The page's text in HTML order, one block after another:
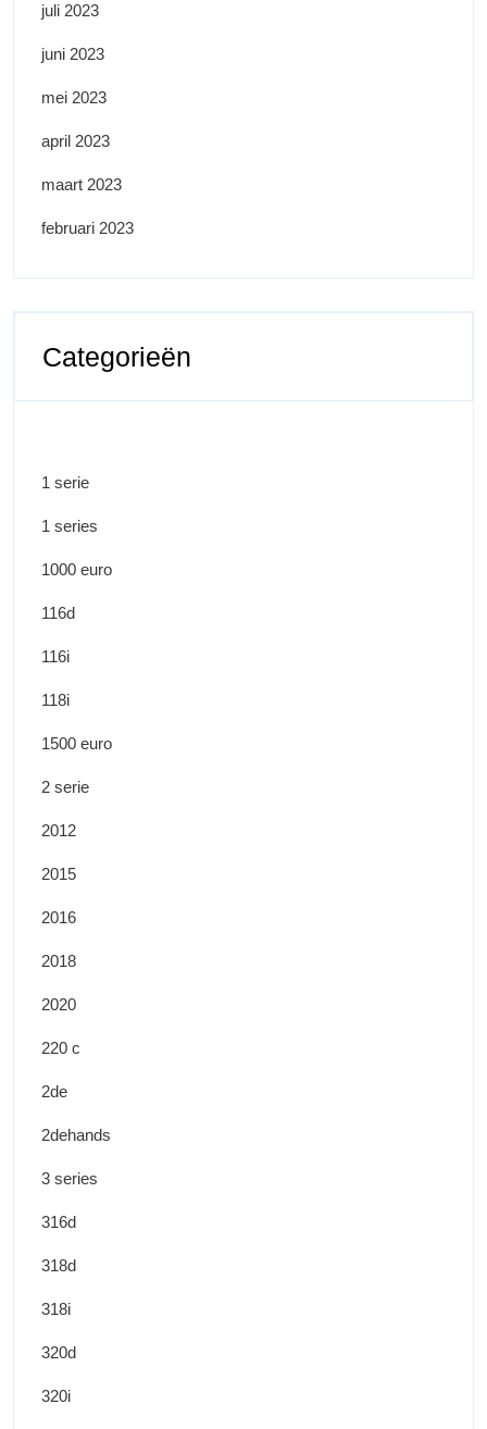
juli 2023
juni 2023
mei 2023
april 2023
maart 2023
februari 2023
Categorieën
1 serie
1 series
1000 euro
116d
116i
118i
1500 euro
2 serie
2012
2015
2016
2018
2020
220 c
2de
2dehands
3 series
316d
318d
318i
320d
320i